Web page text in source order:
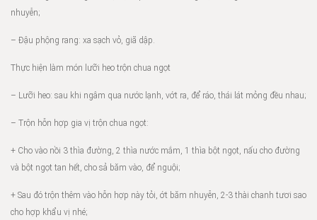
nhuyễn;
– Đậu phộng rang: xa sạch vỏ, giã dập.
Thực hiện làm món lưỡi heo trộn chua ngọt
– Lưỡi heo: sau khi ngâm qua nước lạnh, vớt ra, để ráo, thái lát mỏng đều nhau;
– Trộn hỗn hợp gia vị trộn chua ngọt:
+ Cho vào nồi 3 thìa đường, 2 thìa nước mắm, 1 thìa bột ngọt, nấu cho đường
và bột ngọt tan hết, cho sả băm vào, để nguội;
+ Sau đó trộn thêm vào hỗn hợp này tỏi, ớt băm nhuyễn, 2-3 thài chanh tươi sao
cho hợp khẩu vị nhé;